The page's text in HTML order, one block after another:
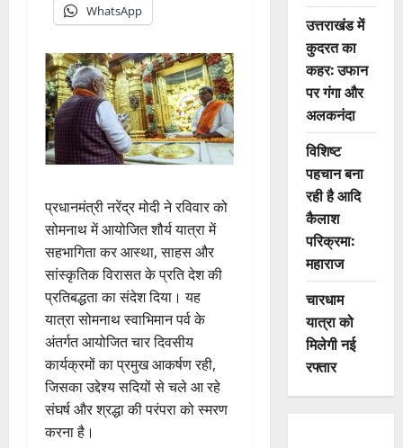
WhatsApp
प्रधानमंत्री नरेंद्र मोदी ने रविवार को
सोमनाथ में आयोजित शौर्य यात्रा में
सहभागिता कर आस्था, साहस और
सांस्कृतिक विरासत के प्रति देश की
प्रतिबद्धता का संदेश दिया। यह
यात्रा सोमनाथ स्वाभिमान पर्व के
अंतर्गत आयोजित चार दिवसीय
कार्यक्रमों का प्रमुख आकर्षण रही,
जिसका उद्देश्य सदियों से चले आ रहे
संघर्ष और श्रद्धा की परंपरा को स्मरण
करना है।
उत्तराखंड में
कुदरत का
कहर: उफान
पर गंगा और
अलकनंदा
विशिष्ट
पहचान बना
रही है आदि
कैलाश
परिक्रमा:
महाराज
चारधाम
यात्रा को
मिलेगी नई
रफ्तार